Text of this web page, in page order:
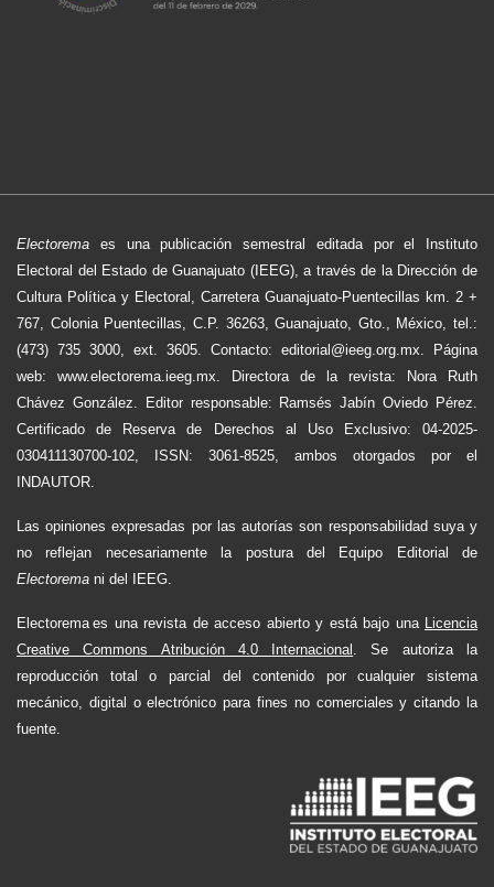
Electorema es una publicación semestral editada por el Instituto
Electoral del Estado de Guanajuato (IEEG), a través de la Dirección de
Cultura Política y Electoral, Carretera Guanajuato-Puentecillas km. 2 +
767, Colonia Puentecillas, C.P. 36263, Guanajuato, Gto., México, tel.:
(473) 735 3000, ext. 3605. Contacto: editorial@ieeg.org.mx. Página
web: www.electorema.ieeg.mx. Directora de la revista: Nora Ruth
Chávez González. Editor responsable: Ramsés Jabín Oviedo Pérez.
Certificado de Reserva de Derechos al Uso Exclusivo: 04-2025-
030411130700-102, ISSN: 3061-8525, ambos otorgados por el
INDAUTOR.
Las opiniones expresadas por las autorías son responsabilidad suya y
no reflejan necesariamente la postura del Equipo Editorial de
Electorema ni del IEEG.
Electorema es una revista de acceso abierto y está bajo una Licencia
Creative Commons Atribución 4.0 Internacional . Se autoriza la
reproducción total o parcial del contenido por cualquier sistema
mecánico, digital o electrónico para fines no comerciales y citando la
fuente.